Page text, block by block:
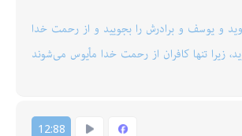
و يوسف و برادرش را بجوييد و از رحمت خدا
12:88